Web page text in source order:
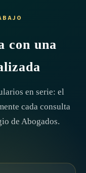
con una
en serie: el
cada consulta
de Abogados.